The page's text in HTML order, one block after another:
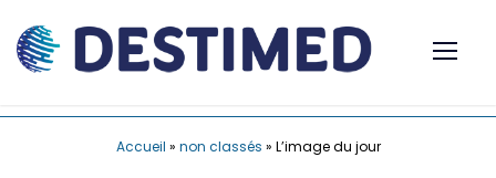
Accueil » non classés » L’image du jour